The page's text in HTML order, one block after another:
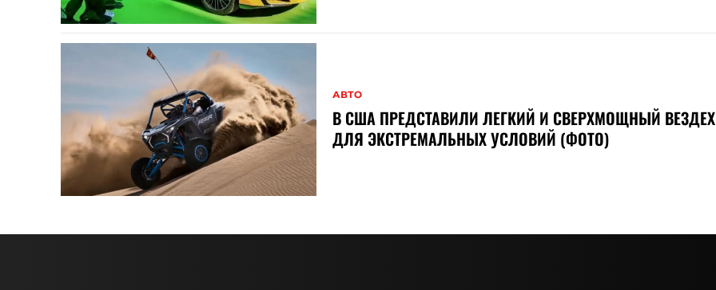
АВТО
В США ПРЕДСТАВИЛИ ЛЕГКИЙ И СВЕРХМОЩНЫЙ
ДЛЯ ЭКСТРЕМАЛЬНЫХ УСЛОВИЙ (ФОТО)